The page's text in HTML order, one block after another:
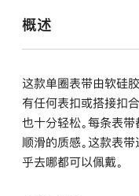
概述
这款单圈表带由软硅
有任何表扣或搭接扣
也十分轻松。每条表
顺滑的质感。这款表
乎去哪都可以佩戴。